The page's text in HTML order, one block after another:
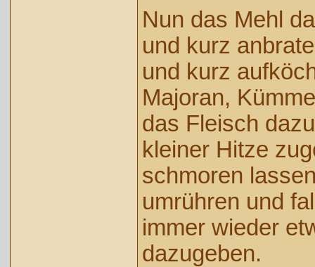
Nun das Mehl
und kurz
und kurz
Majoran,
das Fleisch
kleiner Hitze
schmoren
umrühren und
immer wieder
dazugeben.